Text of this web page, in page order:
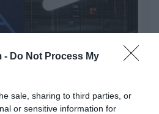
- Do Not Process My
sale, sharing to third parties, or
or sensitive information for
lo que importan